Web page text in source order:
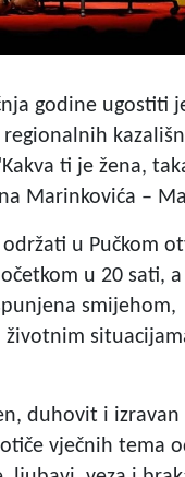
godine ugostiti
ti je žena,
Marinkovića –
održati u Pučkom
u 20 sati,
smijehom,
duhovit i izravan
vječnih tema